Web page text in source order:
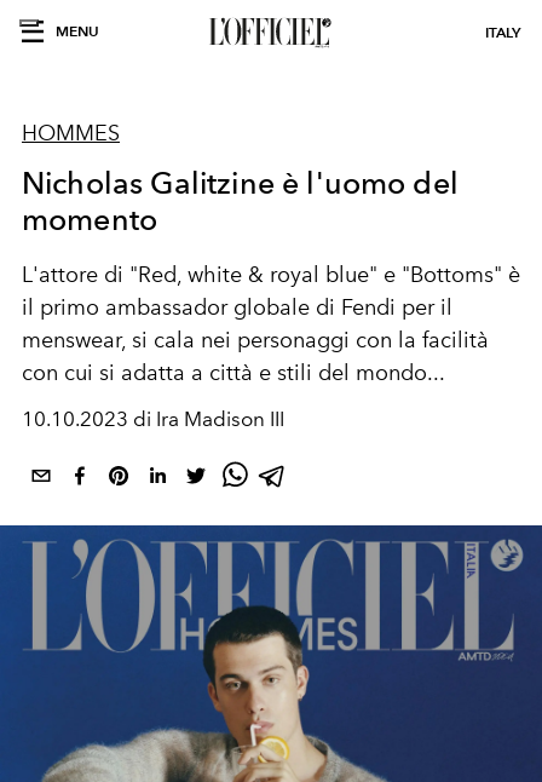
MENU ITALY
HOMMES
Nicholas Galitzine è l'uomo del
momento
L'attore di "Red, white & royal blue" e "Bottoms" è
il primo ambassador globale di Fendi per il
menswear, si cala nei personaggi con la facilità
con cui si adatta a città e stili del mondo...
10.10.2023 di Ira Madison III